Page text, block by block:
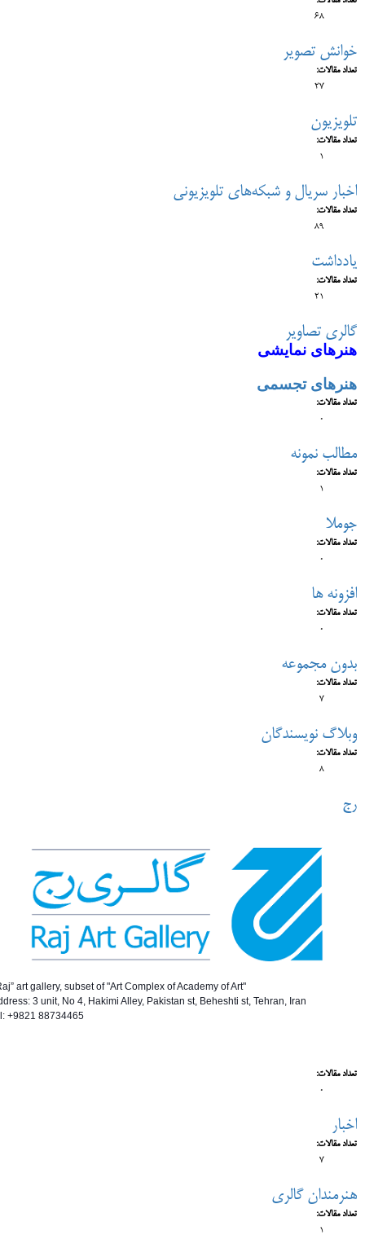
68
خوانش تصویر
تعداد مقالات:
27
تلویزیون
تعداد مقالات:
1
اخبار سریال و شبکه‌های تلویزیونی
تعداد مقالات:
89
یادداشت
تعداد مقالات:
21
گالری تصاویر
هنرهای نمایشی
هنرهای تجسمی
تعداد مقالات:
0
مطالب نمونه
تعداد مقالات:
1
جوملا
تعداد مقالات:
0
افزونه ها
تعداد مقالات:
0
بدون مجموعه
تعداد مقالات:
7
وبلاگ نویسندگان
تعداد مقالات:
8
رج
art gallery, subset of "Art Complex of Academy of Art"
3 unit, No 4, Hakimi Alley, Pakistan st, Beheshti st, Tehran, Iran
+9821 88734465
تعداد مقالات:
0
اخبار
تعداد مقالات:
7
هنرمندان گالری
تعداد مقالات:
1